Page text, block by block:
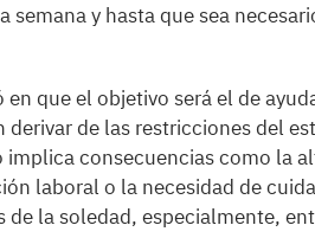
semana y hasta que sea
que el objetivo será el de
derivar de las restricciones del
consecuencias como la
laboral o la necesidad de
de la soledad, especialmente,